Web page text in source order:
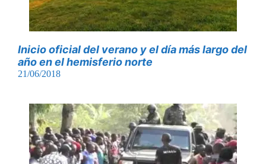
Inicio oficial del verano y el día más largo del
año en el hemisferio norte
21/06/2018